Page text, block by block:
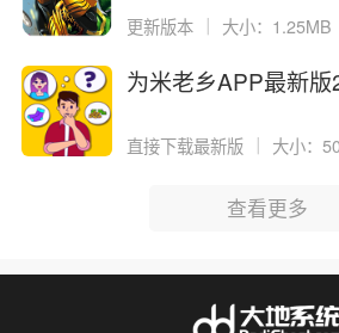
更新版本 ｜ 大小：1.25MB
为米老乡APP最新
直接下载最新版 大小：
查看更多